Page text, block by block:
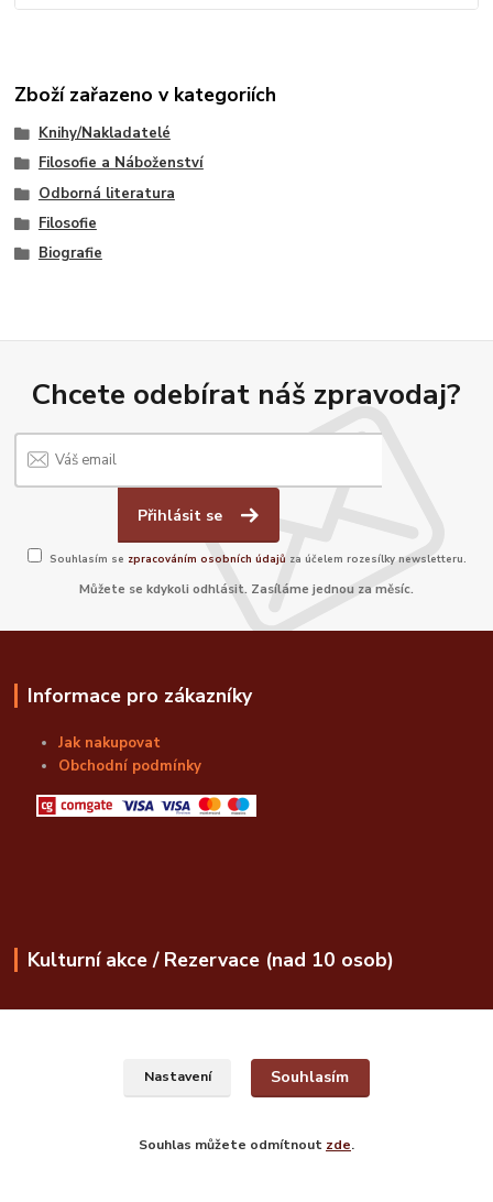
Zboží zařazeno v kategoriích
Knihy/Nakladatelé
Filosofie a Náboženství
Odborná literatura
Filosofie
Biografie
Chcete odebírat náš zpravodaj?
Přihlásit se
Souhlasím se zpracováním osobních údajů za účelem rozesílky newsletteru.
Můžete se kdykoli odhlásit. Zasíláme jednou za měsíc.
Informace pro zákazníky
Jak nakupovat
Obchodní podmínky
Kulturní akce / Rezervace (nad 10 osob)
Nastavení Souhlasím
Souhlas můžete odmítnout zde.